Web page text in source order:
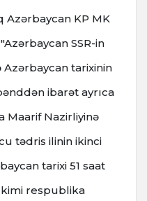
Azərbaycan KP MK
SSR-in
tarixinin
ibarət ayrıca
Maarif Nazirliyinə
cu tədris ilinin ikinci
tarixi 51 saat
respublika